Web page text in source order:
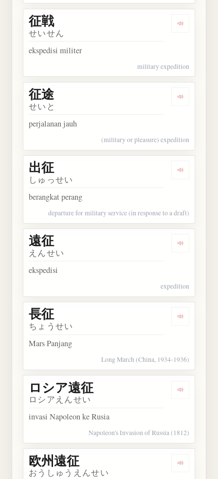
Dengarkan
征戦
せいせん
ekspedisi militer
military expedition
Dengarkan
征途
せいと
perjalanan jauh
(military or pleasure) expedition
Dengarkan
出征
しゅっせい
berangkat perang
departure for military service (in response to a draft)
Dengarkan
遠征
えんせい
ekspedisi
expedition
Dengarkan
長征
ちょうせい
Mars Panjang
Long March (China, 1934-1936)
Dengarkan
ロシア遠征
ロシアえんせい
invasi Napoleon ke Rusia
Napoleon's Invasion of Russia (1812)
Dengarkan
欧州遠征
おうしゅうえんせい